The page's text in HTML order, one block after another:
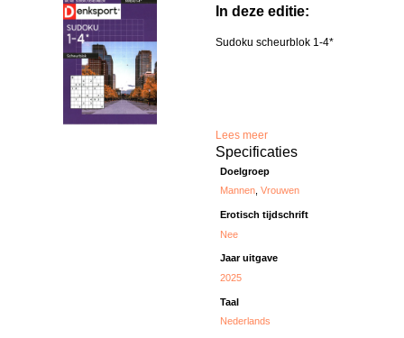
In deze editie:
Sudoku scheurblok 1-4*
Lees meer
Specificaties
Doelgroep
Mannen,Vrouwen
Erotisch tijdschrift
Nee
Jaar uitgave
2025
Taal
Nederlands